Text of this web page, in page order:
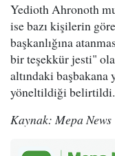
Yedioth Ahronoth
ise bazı kişilerin
başkanlığına
bir teşekkür jesti"
altındaki
yöneltildiği belirtildi.
Kaynak: Mepa News